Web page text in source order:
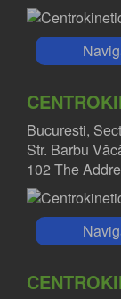
Bucuresti,
Str. Barbu
102 The